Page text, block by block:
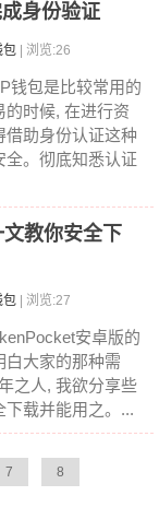
身份验证
包 | 浏览:26
钱包是比较常用的
的时候, 在进行资
借助身份认证这种
全。彻底知悉认证
教你安全下
包 | 浏览:27
安卓版的
白大家的那种需
之人, 我欲分享些
载并能用之。...
7 8